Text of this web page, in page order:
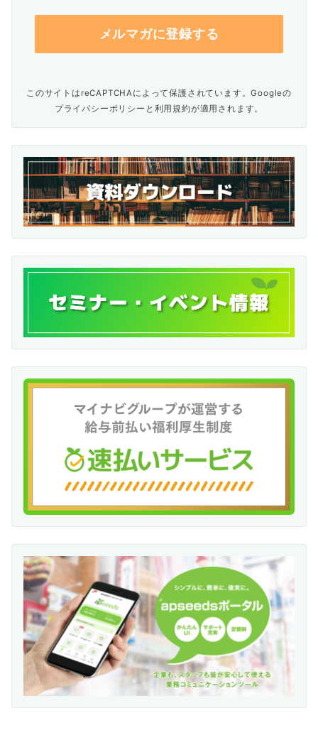
このサイトはreCAPTCHAによって保護されています。Googleの
プライバシーポリシー と 利用規約が適用されます。